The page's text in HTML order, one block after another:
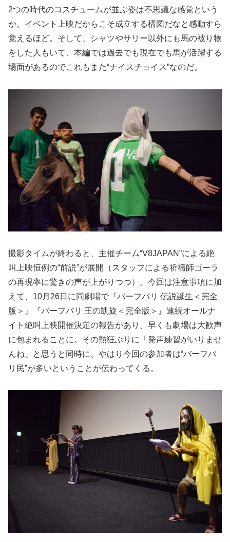
2つの時代のコスチュームが並ぶ姿は不思議な感覚という
か、イベント上映だからこそ成立する構図だなと感動すら
覚えるほど。そして、シャツやサリー以外にも馬の被り物
をした人もいて、本編では過去でも現在でも馬が活躍する
場面があるのでこれもまた“ナイスチョイス”なのだ。
撮影タイムが終わると、主催チーム“V8JAPAN”による絶
叫上映恒例の“前説”が展開（スタッフによる祈禱師ゴーラ
の再現率に驚きの声が上がりつつ）。今回は注意事項に加
えて、10月26日に同劇場で『バーフバリ 伝説誕生＜完全
版＞』『バーフバリ 王の凱旋＜完全版＞』連続オールナ
イト絶叫上映開催決定の報告があり、早くも劇場は大歓声
に包まれることに。その熱狂ぶりに「発声練習がいりませ
んね」と思うと同時に、やはり今回の参加者は“バーフバ
リ民”が多いということが伝わってくる。